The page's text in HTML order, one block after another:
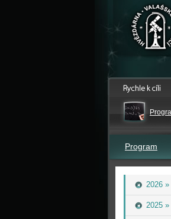
Program
2026 »
2025 »